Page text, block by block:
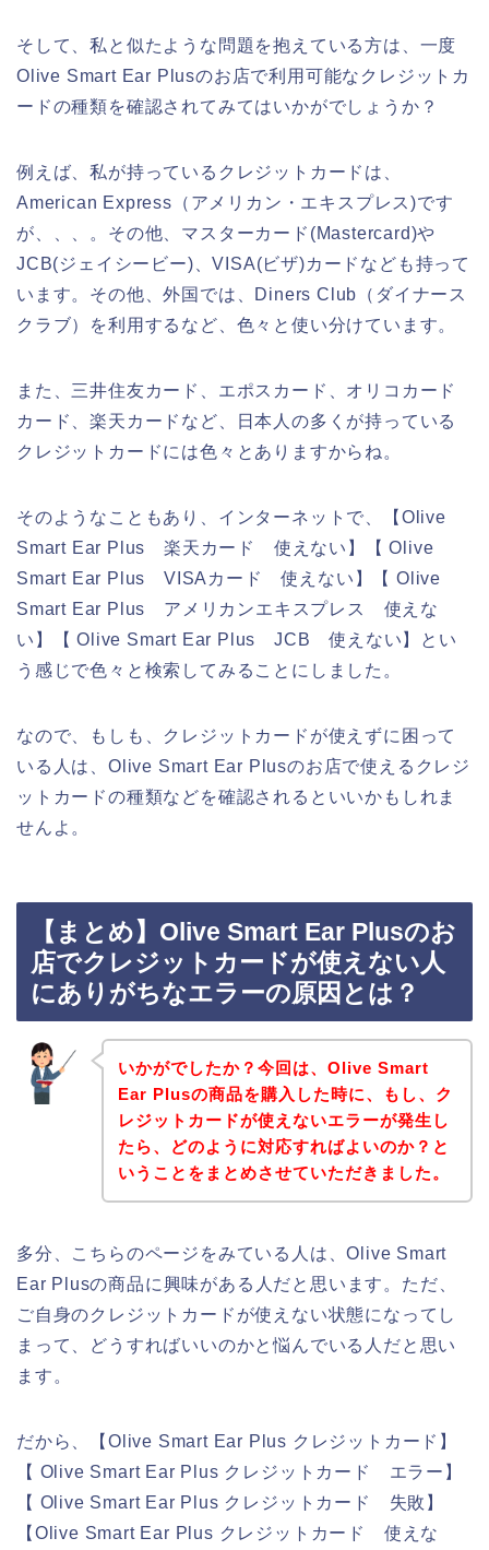
そして、私と似たような問題を抱えている方は、一度
Olive Smart Ear Plusのお店で利用可能なクレジットカ
ードの種類を確認されてみてはいかがでしょうか？
例えば、私が持っているクレジットカードは、
American Express（アメリカン・エキスプレス)です
が、、、。その他、マスターカード(Mastercard)や
JCB(ジェイシービー)、VISA(ビザ)カードなども持って
います。その他、外国では、Diners Club（ダイナース
クラブ）を利用するなど、色々と使い分けています。
また、三井住友カード、エポスカード、オリコカード
カード、楽天カードなど、日本人の多くが持っている
クレジットカードには色々とありますからね。
そのようなこともあり、インターネットで、【Olive
Smart Ear Plus 楽天カード 使えない】【 Olive
Smart Ear Plus VISAカード 使えない】【 Olive
Smart Ear Plus アメリカンエキスプレス 使えな
い】【 Olive Smart Ear Plus JCB 使えない】とい
う感じで色々と検索してみることにしました。
なので、もしも、クレジットカードが使えずに困って
いる人は、Olive Smart Ear Plusのお店で使えるクレジ
ットカードの種類などを確認されるといいかもしれま
せんよ。
【まとめ】Olive Smart Ear Plusのお
店でクレジットカードが使えない人
にありがちなエラーの原因とは？
いかがでしたか？今回は、Olive Smart
Ear Plusの商品を購入した時に、もし、ク
レジットカードが使えないエラーが発生し
たら、どのように対応すればよいのか？と
いうことをまとめさせていただきました。
多分、こちらのページをみている人は、Olive Smart
Ear Plusの商品に興味がある人だと思います。ただ、
ご自身のクレジットカードが使えない状態になってし
まって、どうすればいいのかと悩んでいる人だと思い
ます。
だから、【Olive Smart Ear Plus クレジットカード】
【 Olive Smart Ear Plus クレジットカード エラー】
【 Olive Smart Ear Plus クレジットカード 失敗】
【Olive Smart Ear Plus クレジットカード 使えな